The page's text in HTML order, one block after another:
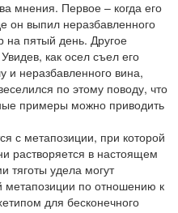
мнения. Первое – когда его
он выпил неразбавленного
на пятый день. Другое
как осел съел его
и неразбавленного вина,
по этому поводу, что
примеры можно приводить
с метапозиции, при которой
растворяется в настоящем
тяготы удела могут
метапозиции по отношению к
для бесконечного